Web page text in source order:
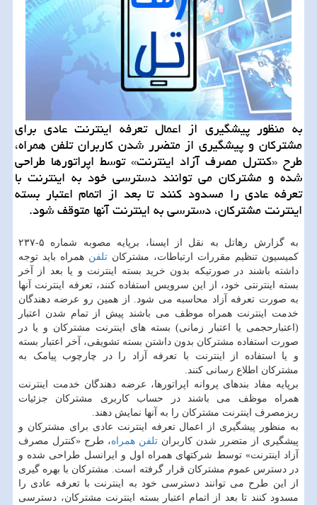
به منظور پیشگیری از اعمال تعرفه اینترنت عادی برای
مشترکان و پیشگیری از متضرر شدن کاربران تلفن همراه،
طرح «کنترل مصرف آزاد اینترنت» توسط اپراتورها طراحی
شده و مشترکان می توانند دسترسی خود به اینترنت با
تعرفه عادی را مسدود کنند تا بعد از اتمام اعتبار بسته
اینترنت مشترکان، دسترسی به اینترنت آنها متوقف شود.
به گزارش رهاتل به نقل از ایسنا، برپایه مصوبه شماره ۵-۲۳۷
کمیسیون تنظیم مقررات ارتباطات، مشترکان تلفن همراه باید توجه
داشته باشند در صورتیکه بدون خرید بسته اینترنت و یا بعد از آخر
بسته اینترنتی خود، از این سرویس استفاده کنند، تعرفه اینترنت آنها
به صورت تعرفه آزاد محاسبه می شود. از همین رو عرضه دهندگان
خدمت اینترنت همراه موظف می باشند پیش از تمام شدن اعتبار
(اعتبارحجمی یا اعتبار زمانی) بسته های اینترنت مشترکان و یا در
صورت استفاده مشترکان بدون داشتن بسته تشویقی، آخر اعتبار بسته
و یا استفاده از اینترنت با تعرفه آزاد را در چارچوب پیامک به
مشترکان اطلاع رسانی کنند.
برپایه مفاد بندهای پروانه اپراتورها، عرضه دهندگان خدمت اینترنت
همراه موظف می باشند در حساب کاربری مشترکان جزئیات
ریزمصرف اینترنت مشترکان را به آنها نمایش دهند.
به منظور پیشگیری از اعمال تعرفه اینترنت عادی برای مشترکان و
پیشگیری از متضرر شدن کاربران تلفن همراه، طرح «کنترل مصرف
آزاد اینترنت» توسط شرکتهای همراه اول و ایرانسل طراحی شده و
در دسترس عموم مشترکان قرار گرفته است. مشترکان با بهره گیری
از این طرح می توانند دسترسی خود به اینترنت با تعرفه عادی را
مسدود کنند تا بعد از اتمام اعتبار بسته اینترنت مشترکان، دسترسی